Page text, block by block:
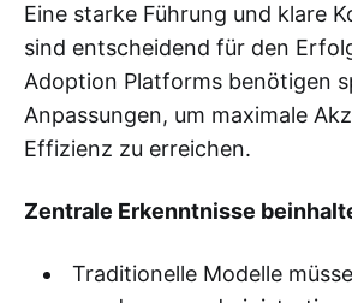
Eine starke Führung und klare
sind entscheidend für den
Adoption Platforms benötigen
Anpassungen, um maximale
Effizienz zu erreichen.
Zentrale Erkenntnisse
Traditionelle Modelle